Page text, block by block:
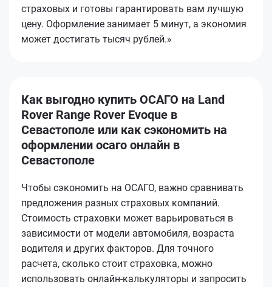
страховых и готовы гарантировать вам лучшую
цену. Оформление занимает 5 минут, а экономия
может достигать тысяч рублей.»
Как выгодно купить ОСАГО на Land
Rover Range Rover Evoque в
Севастополе или как сэкономить на
оформлении осаго онлайн в
Севастополе
Чтобы сэкономить на ОСАГО, важно сравнивать
предложения разных страховых компаний.
Стоимость страховки может варьироваться в
зависимости от модели автомобиля, возраста
водителя и других факторов. Для точного
расчета, сколько стоит страховка, можно
использовать онлайн-калькуляторы и запросить